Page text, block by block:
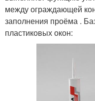
между ограждающей
заполнения проёма .
пластиковых окон: